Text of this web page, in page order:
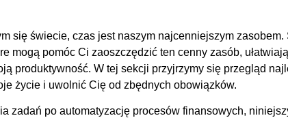
się świecie, czas jest naszym najcenniejszym zasobem.
mogą pomóc Ci zaoszczędzić ten cenny zasób,
produktywność. W tej sekcji przyjrzymy się przegląd
życie i uwolnić Cię od zbędnych obowiązków.
zadań po automatyzację procesów finansowych,